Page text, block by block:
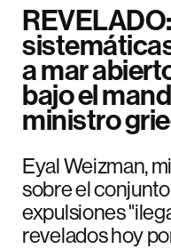
a mar
bajo el
ministro
Eyal Weizman,
sobre el
expulsiones
revelados hoy